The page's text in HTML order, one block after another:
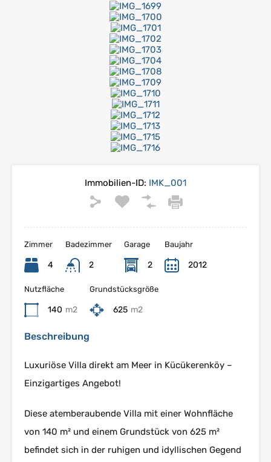
Immobilien-ID: IMK_001
Zimmer
4
Badezimmer
2
Garage
2
Baujahr
2012
Nutzfläche
140 m2
Grundstücksgröße
625 m2
Beschreibung
Luxuriöse Villa direkt am Meer in Kücükerenköy –
Einzigartiges Angebot!
Diese atemberaubende Villa mit einer Wohnfläche
von 140 m² und einem Grundstück von 625 m²
befindet sich in der ruhigen und idyllischen Gegend